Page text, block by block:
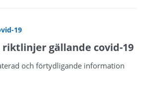
19
gällande covid-19
och förtydligande information